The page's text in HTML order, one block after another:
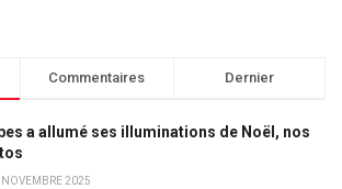
Commentaires Dernier
a allumé ses illuminations de Noël, nos
2025